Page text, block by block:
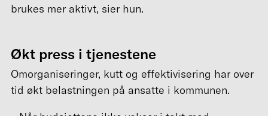
brukes mer aktivt, sier hun.
Økt press i tjenestene
Omorganiseringer, kutt og effektivisering har over
tid økt belastningen på ansatte i kommunen.